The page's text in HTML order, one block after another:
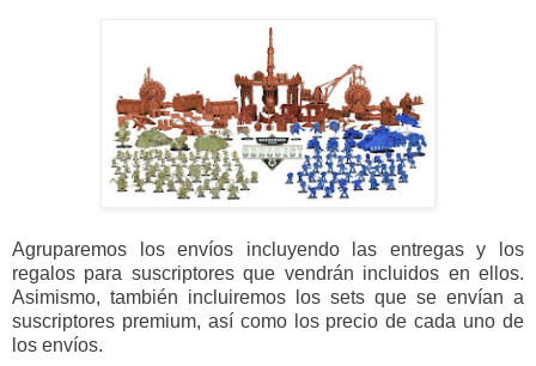
Agruparemos los envíos incluyendo las entregas y los
regalos para suscriptores que vendrán incluidos en ellos.
Asimismo, también incluiremos los sets que se envían a
suscriptores premium, así como los precio de cada uno de
los envíos.